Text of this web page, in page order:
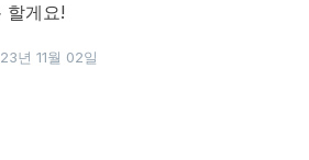
할게요!
년 11월 02일